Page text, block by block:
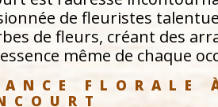
de fleuristes
de fleurs, créant des
même de chaque
FLORALE